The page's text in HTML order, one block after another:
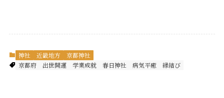
神社 近畿地方
京都神社
京都府
出世開運 学業成就 春日神社 病気平癒 縁結び